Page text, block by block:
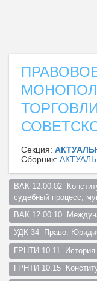
Секция:
Сборник:
ВАК 12.00.02
судебный процесс;
ВАК 12.00.10
УДК 34  Право.
ГРНТИ 10.11  История
ГРНТИ 10.15